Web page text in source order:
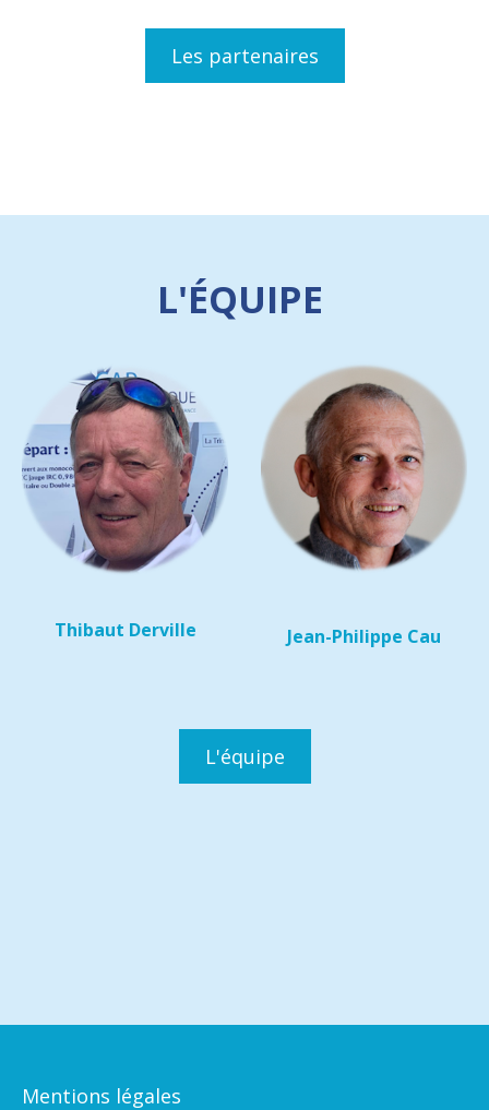
Les partenaires
L'ÉQUIPE
Thibaut Derville Jean-Philippe Cau
L'équipe
Mentions légales